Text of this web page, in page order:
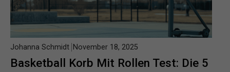
Basketball Korb Mit Rollen Test: Die 5
Johanna Schmidt November 18, 2025